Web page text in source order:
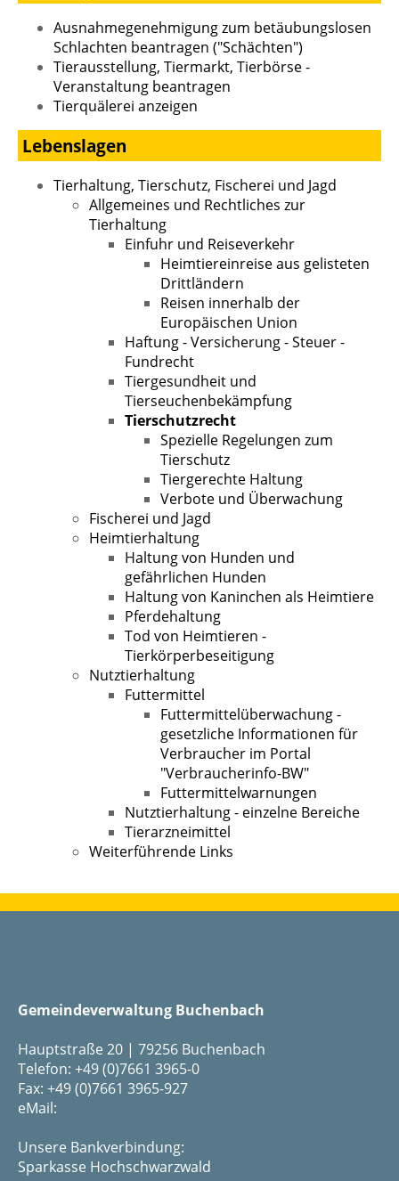
Ausnahmegenehmigung zum betäubungslosen
Schlachten beantragen ("Schächten")
Tierausstellung, Tiermarkt, Tierbörse -
Veranstaltung beantragen
Tierquälerei anzeigen
Lebenslagen
Tierhaltung, Tierschutz, Fischerei und Jagd
Allgemeines und Rechtliches zur
Tierhaltung
Einfuhr und Reiseverkehr
Heimtiereinreise aus gelisteten
Drittländern
Reisen innerhalb der
Europäischen Union
Haftung - Versicherung - Steuer -
Fundrecht
Tiergesundheit und
Tierseuchenbekämpfung
Tierschutzrecht
Spezielle Regelungen zum
Tierschutz
Tiergerechte Haltung
Verbote und Überwachung
Fischerei und Jagd
Heimtierhaltung
Haltung von Hunden und
gefährlichen Hunden
Haltung von Kaninchen als Heimtiere
Pferdehaltung
Tod von Heimtieren -
Tierkörperbeseitigung
Nutztierhaltung
Futtermittel
Futtermittelüberwachung -
gesetzliche Informationen für
Verbraucher im Portal
"Verbraucherinfo-BW"
Futtermittelwarnungen
Nutztierhaltung - einzelne Bereiche
Tierarzneimittel
Weiterführende Links
Gemeindeverwaltung Buchenbach
Hauptstraße 20 | 79256 Buchenbach
Telefon: +49 (0)7661 3965-0
Fax: +49 (0)7661 3965-927
eMail:
Unsere Bankverbindung:
Sparkasse Hochschwarzwald